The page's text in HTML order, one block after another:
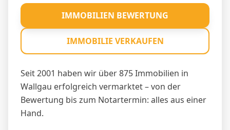
Seit 2001 haben wir über 875 Immobilien in
Wallgau erfolgreich vermarktet – von der
Bewertung bis zum Notartermin: alles aus einer
Hand.
IMMOBILIEN BEWERTUNG
IMMOBILIE VERKAUFEN